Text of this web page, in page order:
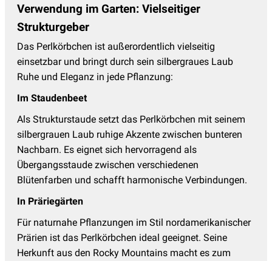
Verwendung im Garten: Vielseitiger
Strukturgeber
Das Perlkörbchen ist außerordentlich vielseitig
einsetzbar und bringt durch sein silbergraues Laub
Ruhe und Eleganz in jede Pflanzung:
Im Staudenbeet
Als Strukturstaude setzt das Perlkörbchen mit seinem
silbergrauen Laub ruhige Akzente zwischen bunteren
Nachbarn. Es eignet sich hervorragend als
Übergangsstaude zwischen verschiedenen
Blütenfarben und schafft harmonische Verbindungen.
In Präriegärten
Für naturnahe Pflanzungen im Stil nordamerikanischer
Prärien ist das Perlkörbchen ideal geeignet. Seine
Herkunft aus den Rocky Mountains macht es zum